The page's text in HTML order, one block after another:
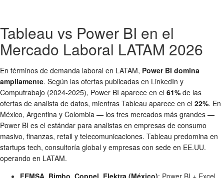
Tableau vs Power BI en el
Mercado Laboral LATAM 2026
En términos de demanda laboral en LATAM, Power BI domina
ampliamente. Según las ofertas publicadas en LinkedIn y
Computrabajo (2024-2025), Power BI aparece en el 61% de las
ofertas de analista de datos, mientras Tableau aparece en el 22%. En
México, Argentina y Colombia — los tres mercados más grandes —
Power BI es el estándar para analistas en empresas de consumo
masivo, finanzas, retail y telecomunicaciones. Tableau predomina en
startups tech, consultoría global y empresas con sede en EE.UU.
operando en LATAM.
FEMSA, Bimbo, Coppel, Elektra (México): Power BI + Excel